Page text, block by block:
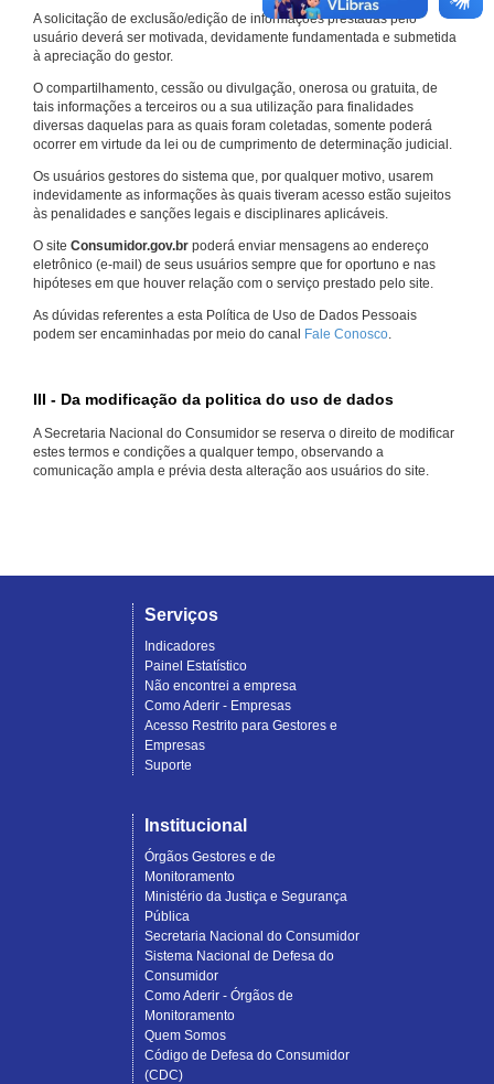
A solicitação de exclusão/edição de informações prestadas pelo
usuário deverá ser motivada, devidamente fundamentada e submetida
à apreciação do gestor.
O compartilhamento, cessão ou divulgação, onerosa ou gratuita, de
tais informações a terceiros ou a sua utilização para finalidades
diversas daquelas para as quais foram coletadas, somente poderá
ocorrer em virtude da lei ou de cumprimento de determinação judicial.
Os usuários gestores do sistema que, por qualquer motivo, usarem
indevidamente as informações às quais tiveram acesso estão sujeitos
às penalidades e sanções legais e disciplinares aplicáveis.
O site Consumidor.gov.br poderá enviar mensagens ao endereço
eletrônico (e-mail) de seus usuários sempre que for oportuno e nas
hipóteses em que houver relação com o serviço prestado pelo site.
As dúvidas referentes a esta Política de Uso de Dados Pessoais
podem ser encaminhadas por meio do canal Fale Conosco.
III - Da modificação da politica do uso de dados
A Secretaria Nacional do Consumidor se reserva o direito de modificar
estes termos e condições a qualquer tempo, observando a
comunicação ampla e prévia desta alteração aos usuários do site.
Serviços
Indicadores
Painel Estatístico
Não encontrei a empresa
Como Aderir - Empresas
Acesso Restrito para Gestores e
Empresas
Suporte
Institucional
Órgãos Gestores e de
Monitoramento
Ministério da Justiça e Segurança
Pública
Secretaria Nacional do Consumidor
Sistema Nacional de Defesa do
Consumidor
Como Aderir - Órgãos de
Monitoramento
Quem Somos
Código de Defesa do Consumidor
(CDC)